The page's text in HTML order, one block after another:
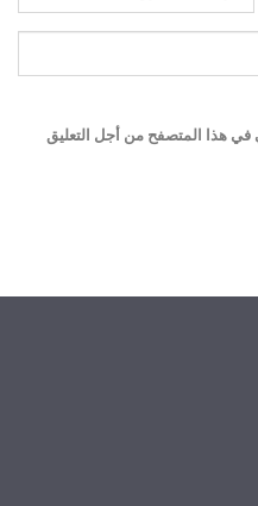
في هذا المتصفح من أجل التعليق